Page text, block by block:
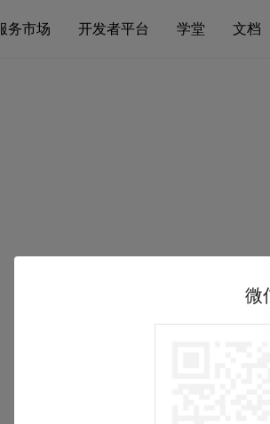
务市场 开发者平台 学堂 文档
微